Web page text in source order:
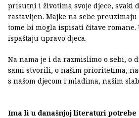
prisutni i životima svoje djece, svaki
rastavljen. Majke na sebe preuzimaju
tome bi mogla ispisati čitave romane.
ispaštaju upravo djeca.
Na nama je i da razmislimo o sebi, o
sami stvorili, o našim prioritetima,
s našom djecom i mladima, našim
Ima li u današnjoj literaturi potrebe